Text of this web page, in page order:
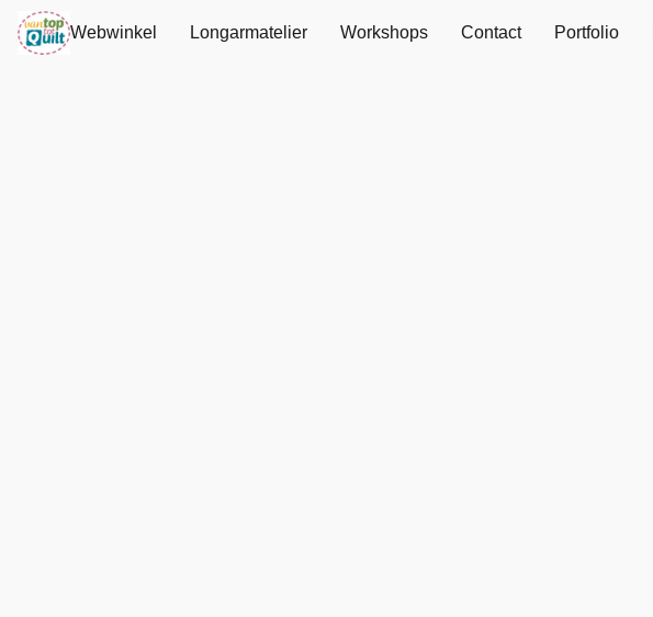
Webwinkel Longarmatelier Workshops Contact Portfolio